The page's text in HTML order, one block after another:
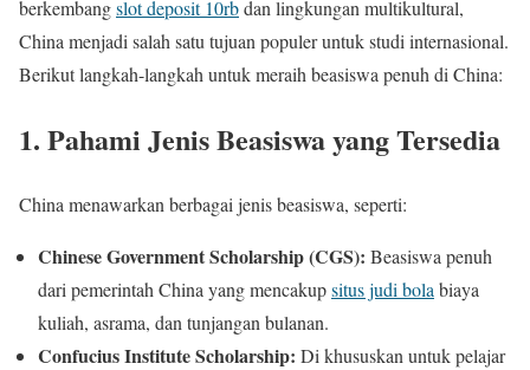
berkembangslot deposit 10rbdan lingkungan multikultural,
China menjadi salah satu tujuan populer untuk studi internasional.
Berikut langkah-langkah untuk meraih beasiswa penuh di China:
1. Pahami Jenis Beasiswa yang Tersedia
China menawarkan berbagai jenis beasiswa, seperti:
Chinese Government Scholarship (CGS): Beasiswa penuh
dari pemerintah China yang mencakupsitus judi bola biaya
kuliah, asrama, dan tunjangan bulanan.
Confucius Institute Scholarship: Di khususkan untuk pelajar